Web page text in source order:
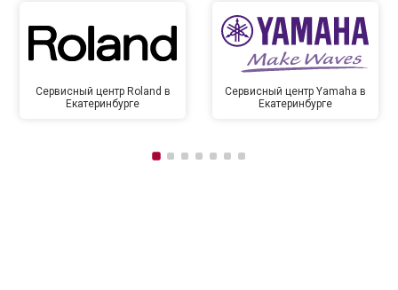
Сервисный центр Roland в
Екатеринбурге
Сервисный центр Yamaha в
Екатеринбурге